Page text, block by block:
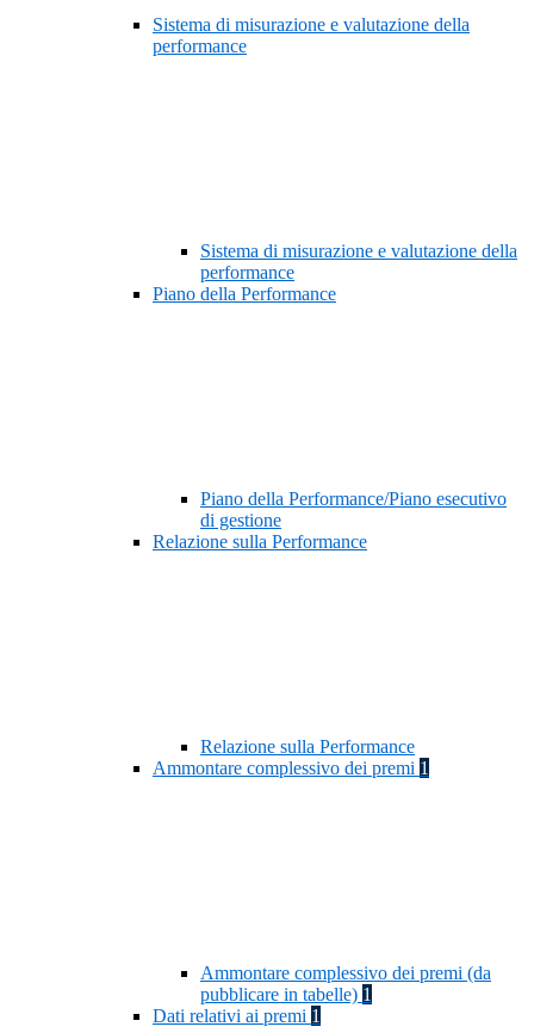
Sistema di misurazione e valutazione della
performance
Sistema di misurazione e valutazione della
performance
Piano della Performance
Piano della Performance/Piano esecutivo
di gestione
Relazione sulla Performance
Relazione sulla Performance
Ammontare complessivo dei premi 1
Ammontare complessivo dei premi (da
pubblicare in tabelle) 1
Dati relativi ai premi 1